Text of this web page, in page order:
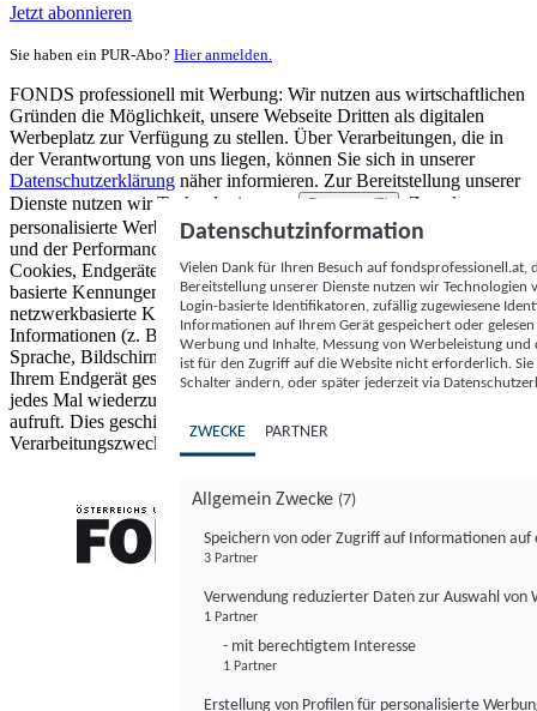
Jetzt abonnieren
Sie haben ein PUR-Abo? Hier anmelden.
FONDS professionell mit Werbung: Wir nutzen aus wirtschaftlichen
Gründen die Möglichkeit, unsere Webseite Dritten als digitalen
Werbeplatz zur Verfügung zu stellen. Über Verarbeitungen, die in
der Verantwortung von uns liegen, können Sie sich in unserer
Datenschutzerklärung näher informieren. Zur Bereitstellung unserer
Dienste nutzen wir Technologien von
Partnern (5)
. Zwecke:
personalisierte Werbung und Inhalte, Messung von Werbeleistung
und der Performance von Inhalten sowie Zielgruppenforschung.
Cookies, Endgeräte- oder ähnliche Online-Kennungen (z. B. login-
basierte Kennungen, zufällig generierte Kennungen,
netzwerkbasierte Kennungen) können zusammen mit anderen
Informationen (z. B. Browsertyp und Browserinformationen,
Sprache, Bildschirmgröße, unterstützte Technologien usw.) auf
Ihrem Endgerät gespeichert oder von dort ausgelesen werden, um es
jedes Mal wiederzuerkennen, wenn es eine App oder einer Webseite
aufruft. Dies geschieht für einen oder mehrere der hier aufgeführten
Verarbeitungszwecke.
Datenschutzinformation
Vielen Dank für Ihren Besuch auf
Bereitstellung unserer Dienste nutzen wir Technologien
Login-basierte Identifikatoren, zufällig zugewiesene
Informationen auf Ihrem Gerät gespeichert oder
Werbung und Inhalte, Messung von Werbeleistung
ist für den Zugriff auf die Website nicht erforderlich.
Schalter ändern, oder später jederzeit via
ZWECKE PARTNER
Allgemein Zwecke (7)
Speichern von oder Zugriff auf Informationen auf
3 Partner
Verwendung reduzierter Daten zur Auswahl von
1 Partner
- mit berechtigtem Interesse
1 Partner
Erstellung von Profilen für personalisierte
FONDS professionell